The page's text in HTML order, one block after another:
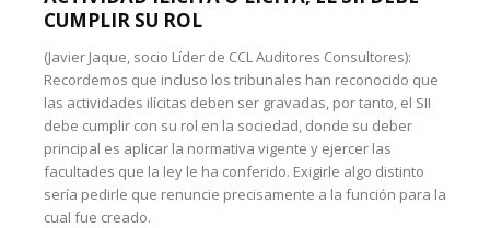
CUMPLIR SU ROL
(Javier Jaque, socio Líder de CCL Auditores Consultores):
Recordemos que incluso los tribunales han reconocido que
las actividades ilícitas deben ser gravadas, por tanto, el SII
debe cumplir con su rol en la sociedad, donde su deber
principal es aplicar la normativa vigente y ejercer las
facultades que la ley le ha conferido. Exigirle algo distinto
sería pedirle que renuncie precisamente a la función para la
cual fue creado.